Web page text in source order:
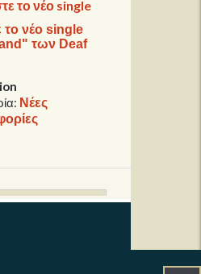
το νέο single
των Deaf
Νέες
by